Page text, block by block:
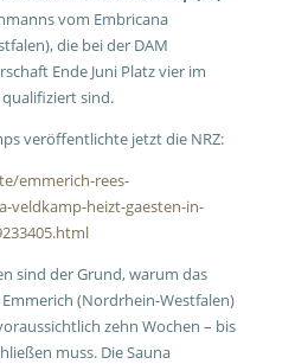
vom Embricana
die bei der DAM
Ende Juni Platz vier im
sind.
veröffentlichte jetzt die NRZ:
emmerich-rees-
veldkamp-heizt-gaesten-in-
sind der Grund, warum das
Emmerich (Nordrhein-Westfalen)
zehn Wochen – bis
muss. Die Sauna